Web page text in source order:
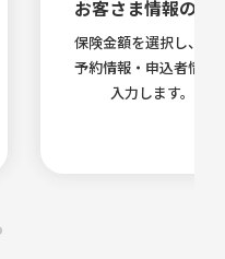
お客さま情報の入
保険金額を選択し、旅
予約情報・申込者情報
入力します。